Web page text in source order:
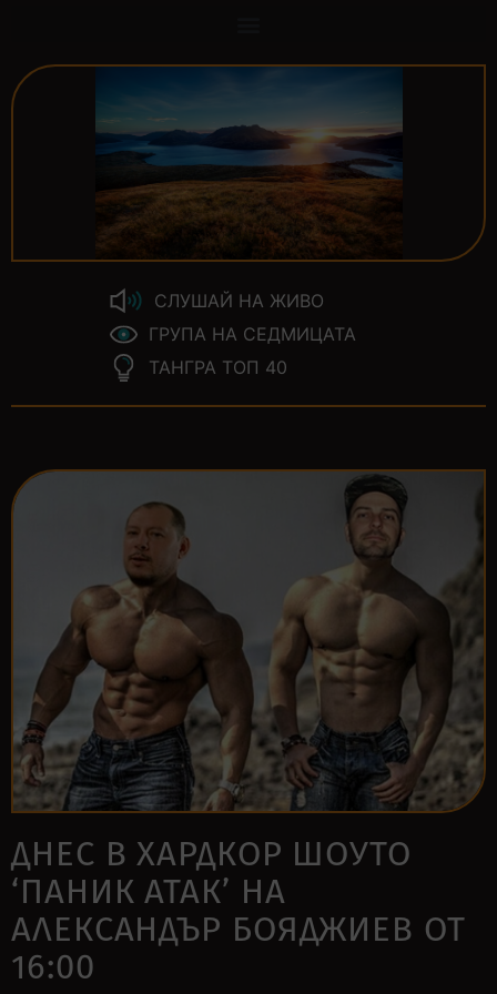
СЛУШАЙ НА ЖИВО
ГРУПА НА СЕДМИЦАТА
ТАНГРА ТОП 40
ДНЕС В ХАРДКОР ШОУТО
‘ПАНИК АТАК’ НА
АЛЕКСАНДЪР БОЯДЖИЕВ ОТ
16:00